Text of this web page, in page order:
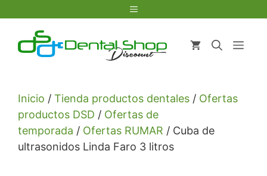
contenido
Menú
Inicio / Tienda productos dentales / Ofertas
productos DSD / Ofertas de
temporada / Ofertas RUMAR / Cuba de
ultrasonidos Linda Faro 3 litros